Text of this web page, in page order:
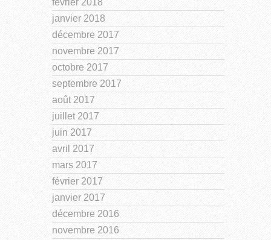
février 2018
janvier 2018
décembre 2017
novembre 2017
octobre 2017
septembre 2017
août 2017
juillet 2017
juin 2017
avril 2017
mars 2017
février 2017
janvier 2017
décembre 2016
novembre 2016